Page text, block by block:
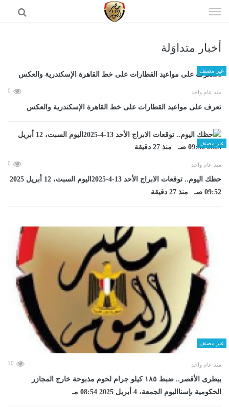
الى
أخبار متداوَلة
غير مصنف
منذ عام واحد 0
تعرف على مواعيد القطارات على خط القاهرة الإسكندرية والعكس
غير مصنف
منذ عام واحد 0
حظك اليوم.. توقعات الابراج الأحد 13-4-2025اليوم السبت، 12 أبريل 2025
09:52 صـ منذ 27 دقيقة
غير مصنف
منذ عام واحد 10
بيطرى الأقصر.. ضبط ١٨٥ كيلو جرام لحوم مذبوحة خارج المجازر
الحكومية بإسنااليوم الجمعة، 4 أبريل 2025 08:54 مـ